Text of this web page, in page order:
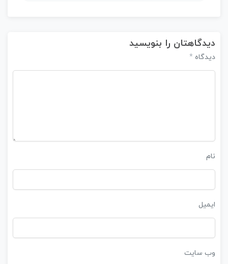
دیدگاهتان را بنویسید
دیدگاه *
نام
ایمیل
وب‌ سایت